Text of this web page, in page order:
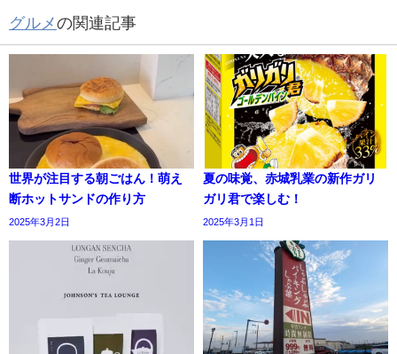
グルメの関連記事
世界が注目する朝ごはん！萌え
断ホットサンドの作り方
2025年3月2日
夏の味覚、赤城乳業の新作ガリ
ガリ君で楽しむ！
2025年3月1日